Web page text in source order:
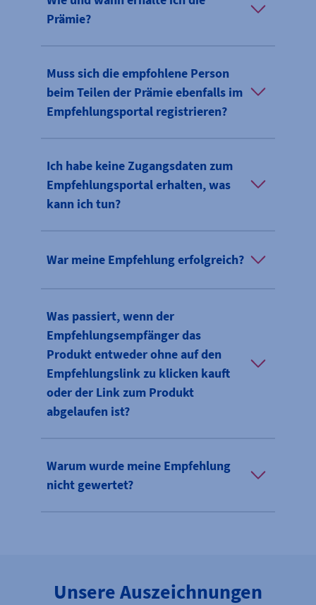
Prämie?
Muss sich die empfohlene Person
beim Teilen der Prämie ebenfalls im
Empfehlungsportal registrieren?
Ich habe keine Zugangsdaten zum
Empfehlungsportal erhalten, was
kann ich tun?
War meine Empfehlung erfolgreich?
Was passiert, wenn der
Empfehlungsempfänger das
Produkt entweder ohne auf den
Empfehlungslink zu klicken kauft
oder der Link zum Produkt
abgelaufen ist?
Warum wurde meine Empfehlung
nicht gewertet?
Unsere Auszeichnungen